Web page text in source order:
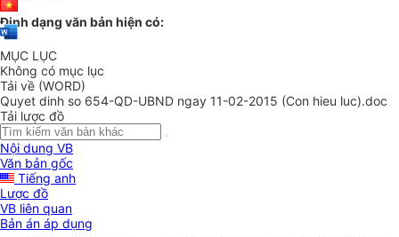
Định dạng văn bản hiện có:
MỤC LỤC
Không có mục lục
Tải về (WORD)
Quyet dinh so 654-QD-UBND ngay 11-02-2015 (Con hieu luc).doc
Tải lược đồ
Nội dung VB
Văn bản gốc
Tiếng anh
Lược đồ
VB liên quan
Bản án áp dụng